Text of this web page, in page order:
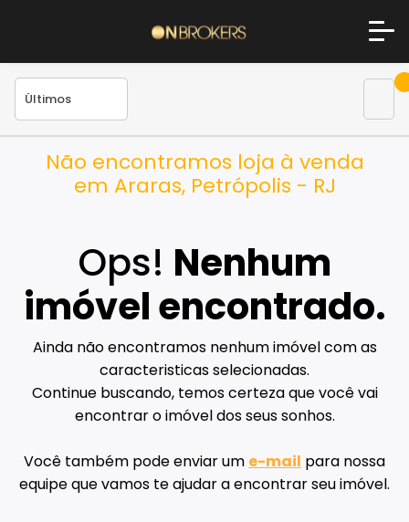
Não encontramos loja à venda
em Araras, Petrópolis - RJ
Ops! Nenhum
imóvel encontrado.
Ainda não encontramos nenhum imóvel com as
caracteristicas selecionadas.
Continue buscando, temos certeza que você vai
encontrar o imóvel dos seus sonhos.
Você também pode enviar um e-mail para nossa
equipe que vamos te ajudar a encontrar seu imóvel.